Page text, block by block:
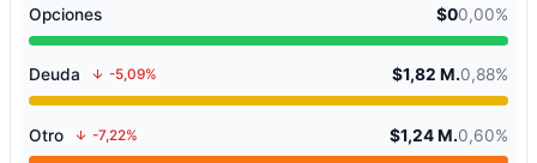
Opciones $00,00%
Deuda -5,09% $1,82 M.0,88%
Otro -7,22% $1,24 M.0,60%